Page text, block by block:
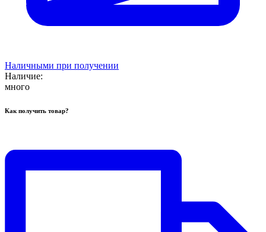
Наличными при получении
Наличие:
много
Как получить товар?